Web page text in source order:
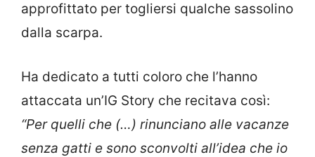
approfittato per togliersi qualche sassolino
dalla scarpa.
Ha dedicato a tutti coloro che l’hanno
attaccata un’IG Story che recitava così:
“Per quelli che (…) rinunciano alle vacanze
senza gatti e sono sconvolti all’idea che io